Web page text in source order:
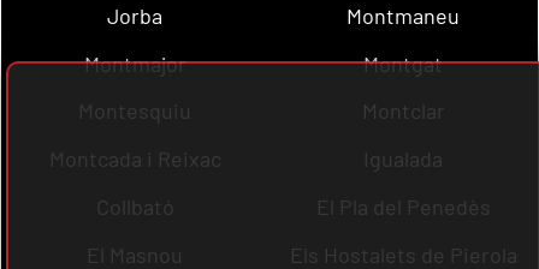
Jorba
Montmaneu
Montmajor
Montgat
Montesquiu
Montclar
Montcada i Reixac
Igualada
Collbató
El Pla del Penedès
El Masnou
Els Hostalets de Pierola